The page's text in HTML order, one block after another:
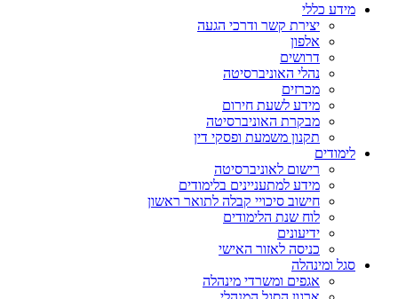
מידע כללי
יצירת קשר ודרכי הגעה
אלפון
דרושים
נהלי האוניברסיטה
מכרזים
מידע לשעת חירום
מבקרת האוניברסיטה
תקנון משמעת ופסקי דין
לימודים
רישום לאוניברסיטה
מידע למתעניינים בלימודים
חישוב סיכויי קבלה לתואר ראשון
לוח שנת הלימודים
ידיעונים
כניסה לאזור האישי
סגל ומינהלה
אגפים ומשרדי מינהלה